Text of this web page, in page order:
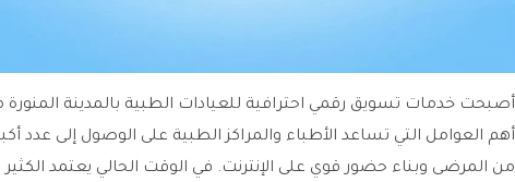
أصبحت خدمات تسويق رقمي احترافية للعيادات الطبية بالمدينة المنورة
أهم العوامل التي تساعد الأطباء والمراكز الطبية على الوصول إلى عدد
من المرضى وبناء حضور قوي على الإنترنت. في الوقت الحالي يعتمد